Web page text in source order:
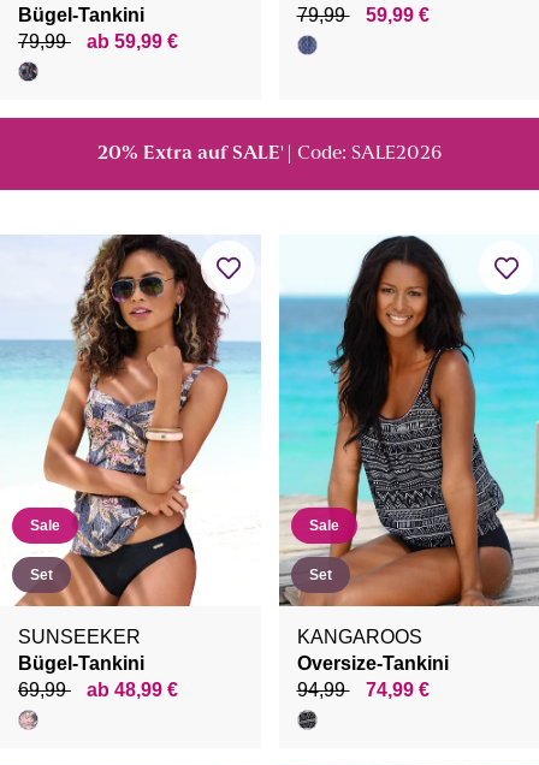
Bügel-Tankini
79,99
ab 59,99 €
79,99
59,99 €
20% Extra auf SALE ¹ | Code: SALE2026
Sale
Set
SUNSEEKER
Bügel-Tankini
69,99
ab 48,99 €
Sale
Set
KANGAROOS
Oversize-Tankini
94,99
74,99 €